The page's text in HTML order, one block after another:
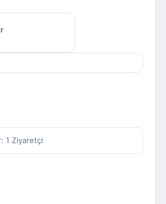
1 Ziyaretçi